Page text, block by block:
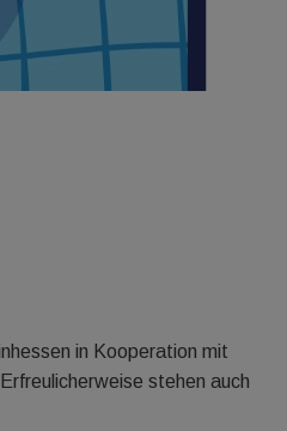
in Kooperation mit
stehen auch